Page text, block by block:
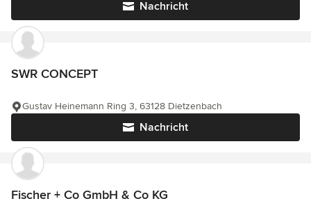
Nachricht
SWR CONCEPT
Nachricht
Gustav Heinemann Ring 3, 63128 Dietzenbach
Fischer + Co GmbH & Co KG